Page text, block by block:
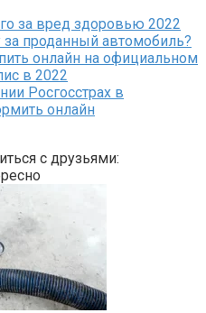
за вред здоровью 2022
за проданный автомобиль?
онлайн на официальном
в 2022
Росгосстрах в
онлайн
с друзьями: